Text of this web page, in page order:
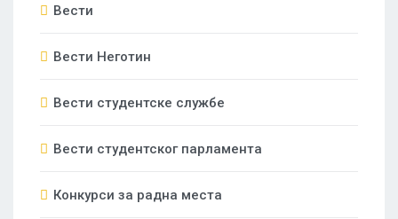
Вести
Вести Неготин
Вести студентске службе
Вести студентског парламента
Конкурси за радна места